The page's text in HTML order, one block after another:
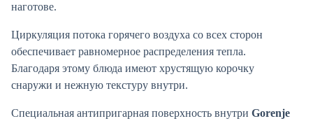
наготове.
Циркуляция потока горячего воздуха со всех сторон
обеспечивает равномерное распределения тепла.
Благодаря этому блюда имеют хрустящую корочку
снаружи и нежную текстуру внутри.
Специальная антипригарная поверхность внутри Gorenje